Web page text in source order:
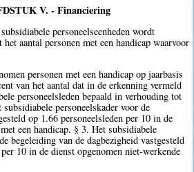
V. - Financiering
personeelseenheden wordt
aantal personen met een handicap waarvoor
personen met een handicap op jaarbasis
van het aantal dat in de erkenning vermeld
personeelsleden bepaald in verhouding tot
personeelskader voor de
op 1.66 personeelsleden per 10 in de
een handicap. § 3. Het subsidiabele
begeleiding van de dagbezigheid vastgesteld
10 in de dienst opgenomen niet-werkende